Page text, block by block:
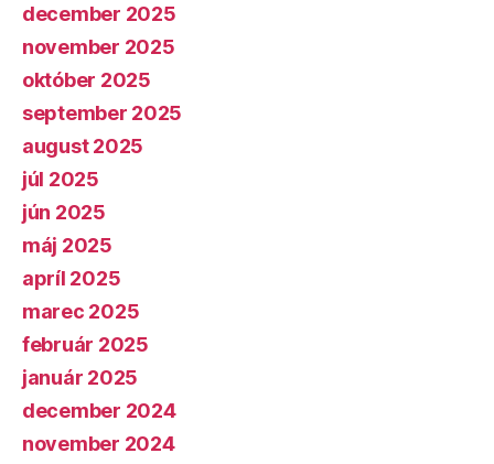
december 2025
november 2025
október 2025
september 2025
august 2025
júl 2025
jún 2025
máj 2025
apríl 2025
marec 2025
február 2025
január 2025
december 2024
november 2024